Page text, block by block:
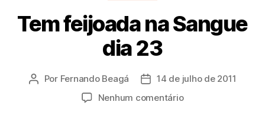
Tem feijoada na Sangue
dia 23
Autor
Por Fernando Beagá
Data14 de julho de 2011
Nenhum comentárioem